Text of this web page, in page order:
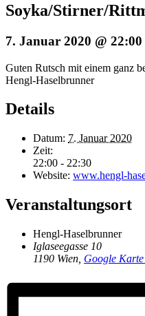
Soyka/Stirner/
7. Januar 2020 @ 22:00
Guten Rutsch mit einem ganz
Hengl-Haselbrunner
Details
Datum: 7. Januar 2020
Zeit:
22:00 - 22:30
Website: www.hengl-
Veranstaltungsort
Hengl-Haselbrunner
Iglaseegasse 10
1190 Wien Google